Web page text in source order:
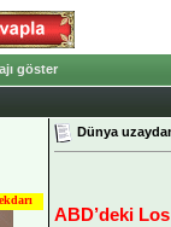
göster
Dünya
ABD’deki